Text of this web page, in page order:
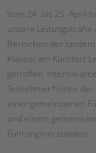
Unsere Videos
Gesellschafter
schoolcoach BTL
tandem
KARRIERE
Stellenangebote
tandem als
Vom 24. bis 25. April
unsere Leitungskräfte
Bereichen der
Klausur am Kunstort
getroffen. Intensiv
Teilnehmer*innen der
einer gemeinsamen
und einem
Führungsverständnis.